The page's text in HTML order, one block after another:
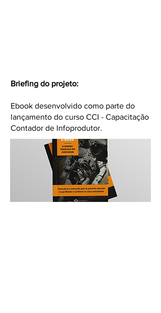
Briefing do projeto:
Ebook desenvolvido como parte do
lançamento do curso CCI - Capacitação
Contador de Infoprodutor.